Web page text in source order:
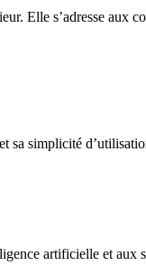
Elle s’adresse
simplicité
artificielle et aux